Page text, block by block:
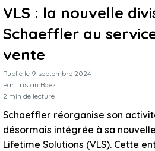
VLS : la nouvelle
Schaeffler au
vente
Publié le 9 septembre 2024
Par Tristan Baez
2 min de lecture
Schaeffler réorganise son
désormais intégrée à sa
Lifetime Solutions (VLS). Cette